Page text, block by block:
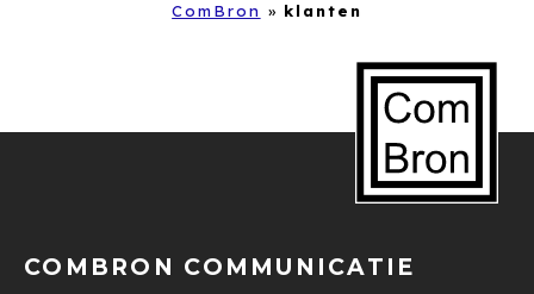
ComBron » klanten
COMBRON COMMUNICATIE